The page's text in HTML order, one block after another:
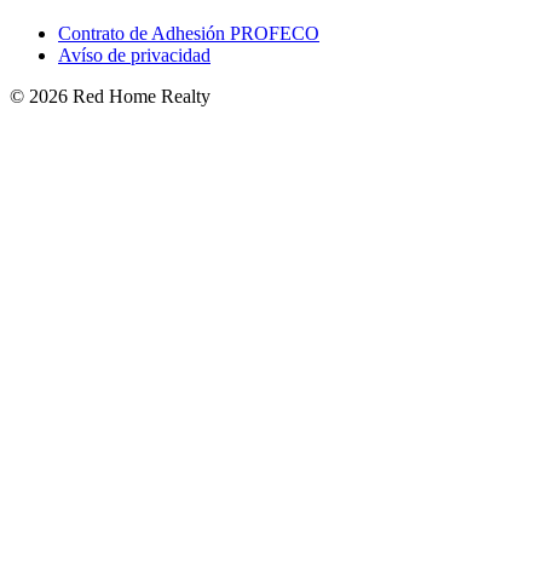
Contrato de Adhesión PROFECO
Avíso de privacidad
© 2026 Red Home Realty